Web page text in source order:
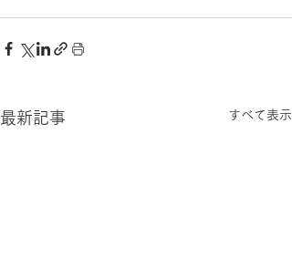
最新記事 すべて表示